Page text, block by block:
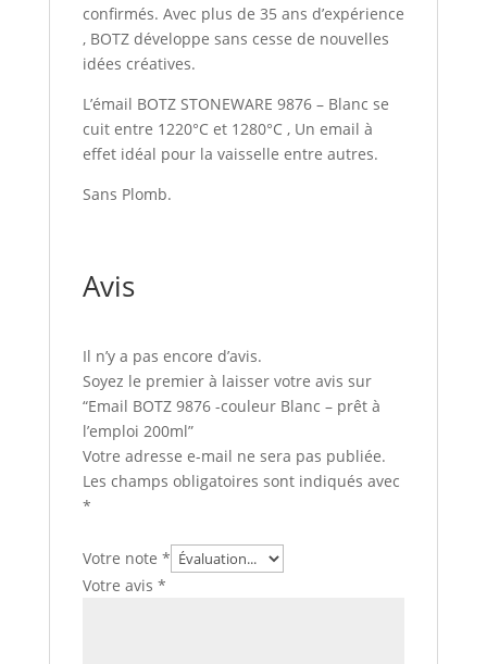
confirmés. Avec plus de 35 ans d’expérience
, BOTZ développe sans cesse de nouvelles
idées créatives.
L’émail BOTZ STONEWARE 9876 – Blanc se
cuit entre 1220°C et 1280°C , Un email à
effet idéal pour la vaisselle entre autres.
Sans Plomb.
Avis
Il n’y a pas encore d’avis.
Soyez le premier à laisser votre avis sur
“Email BOTZ 9876 -couleur Blanc – prêt à
l’emploi 200ml”
Votre adresse e-mail ne sera pas publiée.
Les champs obligatoires sont indiqués avec
*
Votre note *
Votre avis *